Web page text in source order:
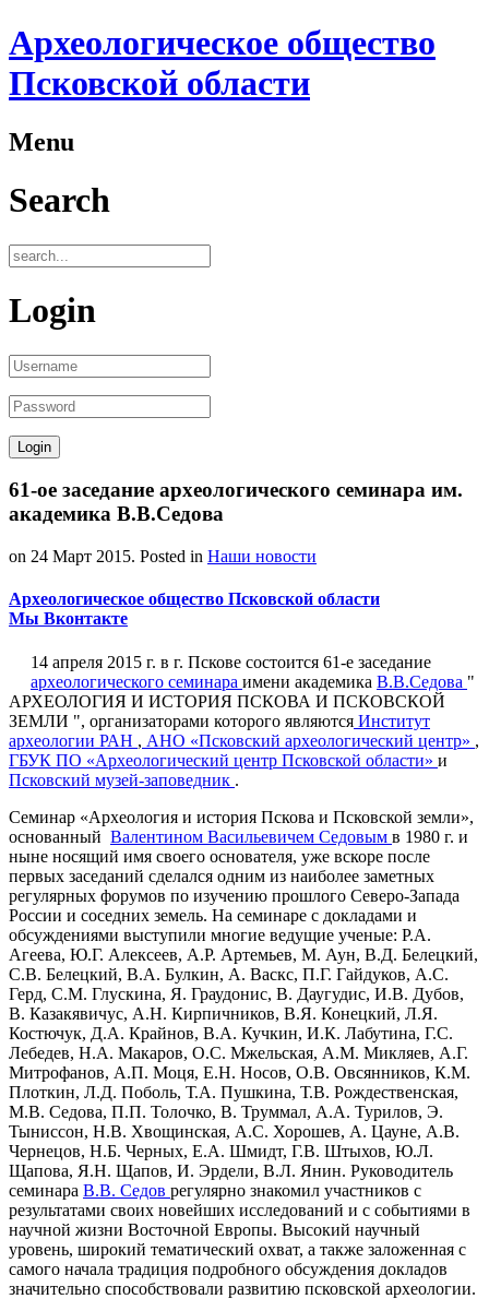
Археологическое общество
Псковской области
Menu
Search
Login
61-ое заcедание археологического семинара им.
академика В.В.Седова
on 24 Март 2015. Posted in Наши новости
Археологическое общество Псковской области
Мы Вконтакте
14 апреля 2015 г. в г. Пскове состоится 61-е заседание
археологического семинара имени академика В.В.Седова "
АРХЕОЛОГИЯ И ИСТОРИЯ ПСКОВА И ПСКОВСКОЙ
ЗЕМЛИ ", организаторами которого являются Институт
археологии РАН , АНО «Псковский археологический центр» ,
ГБУК ПО «Археологический центр Псковской области» и
Псковский музей-заповедник .
Семинар «Археология и история Пскова и Псковской земли»,
основанный Валентином Васильевичем Седовым в 1980 г. и
ныне носящий имя своего основателя, уже вскоре после
первых заседаний сделался одним из наиболее заметных
регулярных форумов по изучению прошлого Северо-Запада
России и соседних земель. На семинаре с докладами и
обсуждениями выступили многие ведущие ученые: Р.А.
Агеева, Ю.Г. Алексеев, А.Р. Артемьев, М. Аун, В.Д. Белецкий,
С.В. Белецкий, В.А. Булкин, А. Васкс, П.Г. Гайдуков, А.С.
Герд, С.М. Глускина, Я. Граудонис, В. Даугудис, И.В. Дубов,
В. Казакявичус, А.Н. Кирпичников, В.Я. Конецкий, Л.Я.
Костючук, Д.А. Крайнов, В.А. Кучкин, И.К. Лабутина, Г.С.
Лебедев, Н.А. Макаров, О.С. Мжельская, А.М. Микляев, А.Г.
Митрофанов, А.П. Моця, Е.Н. Носов, О.В. Овсянников, К.М.
Плоткин, Л.Д. Поболь, Т.А. Пушкина, Т.В. Рождественская,
М.В. Седова, П.П. Толочко, В. Труммал, А.А. Турилов, Э.
Тыниссон, Н.В. Хвощинская, А.С. Хорошев, А. Цауне, А.В.
Чернецов, Н.Б. Черных, Е.А. Шмидт, Г.В. Штыхов, Ю.Л.
Щапова, Я.Н. Щапов, И. Эрдели, В.Л. Янин. Руководитель
семинара В.В. Седов регулярно знакомил участников с
результатами своих новейших исследований и с событиями в
научной жизни Восточной Европы. Высокий научный
уровень, широкий тематический охват, а также заложенная с
самого начала традиция подробного обсуждения докладов
значительно способствовали развитию псковской археологии.